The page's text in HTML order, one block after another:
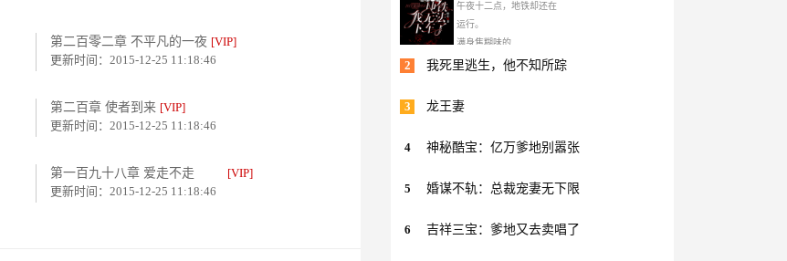
第二百零二章 不平凡的一夜 [VIP]
更新时间：2015-12-25 11:18:46
第二百章 使者到来 [VIP]
更新时间：2015-12-25 11:18:46
第一百九十八章 爱走不走 [VIP]
更新时间：2015-12-25 11:18:46
午夜十二点，地铁却还在
运行。
满身焦糊味的
2 我死里逃生，他不知所踪
3 龙王妻
4 神秘酷宝：亿万爹地别嚣张
5 婚谋不轨：总裁宠妻无下限
6 吉祥三宝：爹地又去卖唱了